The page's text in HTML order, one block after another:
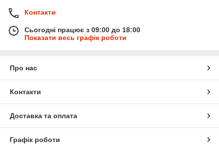
Контакти
Сьогодні працює з 09:00 до 18:00
Показати весь графік роботи
Про нас
Контакти
Доставка та оплата
Графік роботи